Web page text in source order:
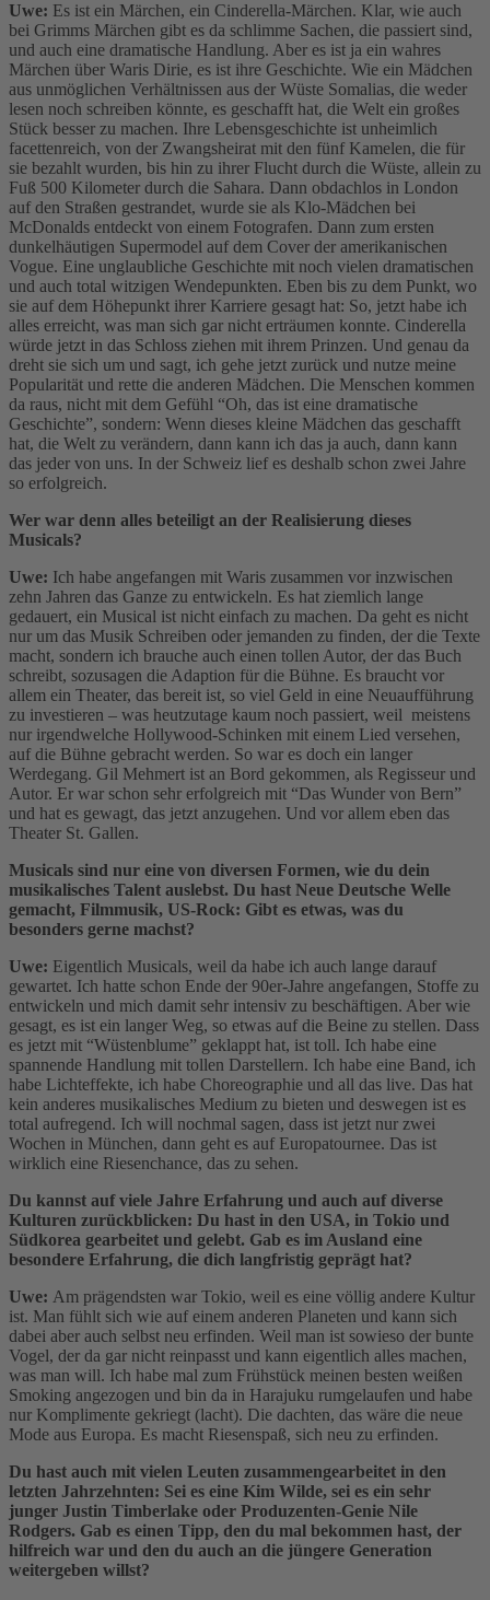
Uwe: Es ist ein Märchen, ein Cinderella-Märchen. Klar, wie auch
bei Grimms Märchen gibt es da schlimme Sachen, die passiert sind,
und auch eine dramatische Handlung. Aber es ist ja ein wahres
Märchen über Waris Dirie, es ist ihre Geschichte. Wie ein Mädchen
aus unmöglichen Verhältnissen aus der Wüste Somalias, die weder
lesen noch schreiben könnte, es geschafft hat, die Welt ein großes
Stück besser zu machen. Ihre Lebensgeschichte ist unheimlich
facettenreich, von der Zwangsheirat mit den fünf Kamelen, die für
sie bezahlt wurden, bis hin zu ihrer Flucht durch die Wüste, allein zu
Fuß 500 Kilometer durch die Sahara. Dann obdachlos in London
auf den Straßen gestrandet, wurde sie als Klo-Mädchen bei
McDonalds entdeckt von einem Fotografen. Dann zum ersten
dunkelhäutigen Supermodel auf dem Cover der amerikanischen
Vogue. Eine unglaubliche Geschichte mit noch vielen dramatischen
und auch total witzigen Wendepunkten. Eben bis zu dem Punkt, wo
sie auf dem Höhepunkt ihrer Karriere gesagt hat: So, jetzt habe ich
alles erreicht, was man sich gar nicht erträumen konnte. Cinderella
würde jetzt in das Schloss ziehen mit ihrem Prinzen. Und genau da
dreht sie sich um und sagt, ich gehe jetzt zurück und nutze meine
Popularität und rette die anderen Mädchen. Die Menschen kommen
da raus, nicht mit dem Gefühl “Oh, das ist eine dramatische
Geschichte”, sondern: Wenn dieses kleine Mädchen das geschafft
hat, die Welt zu verändern, dann kann ich das ja auch, dann kann
das jeder von uns. In der Schweiz lief es deshalb schon zwei Jahre
so erfolgreich.
Wer war denn alles beteiligt an der Realisierung dieses
Musicals?
Uwe: Ich habe angefangen mit Waris zusammen vor inzwischen
zehn Jahren das Ganze zu entwickeln. Es hat ziemlich lange
gedauert, ein Musical ist nicht einfach zu machen. Da geht es nicht
nur um das Musik Schreiben oder jemanden zu finden, der die Texte
macht, sondern ich brauche auch einen tollen Autor, der das Buch
schreibt, sozusagen die Adaption für die Bühne. Es braucht vor
allem ein Theater, das bereit ist, so viel Geld in eine Neuaufführung
zu investieren – was heutzutage kaum noch passiert, weil meistens
nur irgendwelche Hollywood-Schinken mit einem Lied versehen,
auf die Bühne gebracht werden. So war es doch ein langer
Werdegang. Gil Mehmert ist an Bord gekommen, als Regisseur und
Autor. Er war schon sehr erfolgreich mit “Das Wunder von Bern”
und hat es gewagt, das jetzt anzugehen. Und vor allem eben das
Theater St. Gallen.
Musicals sind nur eine von diversen Formen, wie du dein
musikalisches Talent auslebst. Du hast Neue Deutsche Welle
gemacht, Filmmusik, US-Rock: Gibt es etwas, was du
besonders gerne machst?
Uwe: Eigentlich Musicals, weil da habe ich auch lange darauf
gewartet. Ich hatte schon Ende der 90er-Jahre angefangen, Stoffe zu
entwickeln und mich damit sehr intensiv zu beschäftigen. Aber wie
gesagt, es ist ein langer Weg, so etwas auf die Beine zu stellen. Dass
es jetzt mit “Wüstenblume” geklappt hat, ist toll. Ich habe eine
spannende Handlung mit tollen Darstellern. Ich habe eine Band, ich
habe Lichteffekte, ich habe Choreographie und all das live. Das hat
kein anderes musikalisches Medium zu bieten und deswegen ist es
total aufregend. Ich will nochmal sagen, dass ist jetzt nur zwei
Wochen in München, dann geht es auf Europatournee. Das ist
wirklich eine Riesenchance, das zu sehen.
Du kannst auf viele Jahre Erfahrung und auch auf diverse
Kulturen zurückblicken: Du hast in den USA, in Tokio und
Südkorea gearbeitet und gelebt. Gab es im Ausland eine
besondere Erfahrung, die dich langfristig geprägt hat?
Uwe: Am prägendsten war Tokio, weil es eine völlig andere Kultur
ist. Man fühlt sich wie auf einem anderen Planeten und kann sich
dabei aber auch selbst neu erfinden. Weil man ist sowieso der bunte
Vogel, der da gar nicht reinpasst und kann eigentlich alles machen,
was man will. Ich habe mal zum Frühstück meinen besten weißen
Smoking angezogen und bin da in Harajuku rumgelaufen und habe
nur Komplimente gekriegt (lacht). Die dachten, das wäre die neue
Mode aus Europa. Es macht Riesenspaß, sich neu zu erfinden.
Du hast auch mit vielen Leuten zusammengearbeitet in den
letzten Jahrzehnten: Sei es eine Kim Wilde, sei es ein sehr
junger Justin Timberlake oder Produzenten-Genie Nile
Rodgers. Gab es einen Tipp, den du mal bekommen hast, der
hilfreich war und den du auch an die jüngere Generation
weitergeben willst?